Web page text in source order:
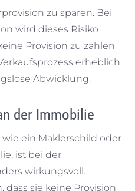
zu sparen. Bei
wird dieses Risiko
Provision zu zahlen
erheblich
Abwicklung.
der Immobilie
ein Maklerschild oder
ist bei der
wirkungsvoll.
dass sie keine Provision